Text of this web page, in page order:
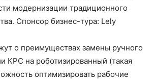
модернизации традиционного
Спонсор бизнес-тура: Lely
о преимуществах замены ручного
КРС на роботизированный (такая
оптимизировать рабочие